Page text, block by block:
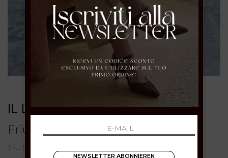
IL LACCIO
Friulana-Slipper aus Samt
SKU: 126VELLUTOVERDEBOTTIGLIA
NEWSLETTER ABONNIEREN